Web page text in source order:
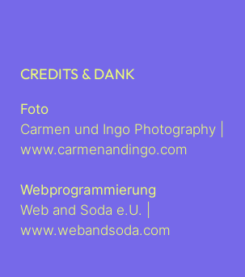
CREDITS & DANK
Foto
Carmen und Ingo Photography |
www.carmenandingo.com
Webprogrammierung
Web and Soda e.U. |
www.webandsoda.com